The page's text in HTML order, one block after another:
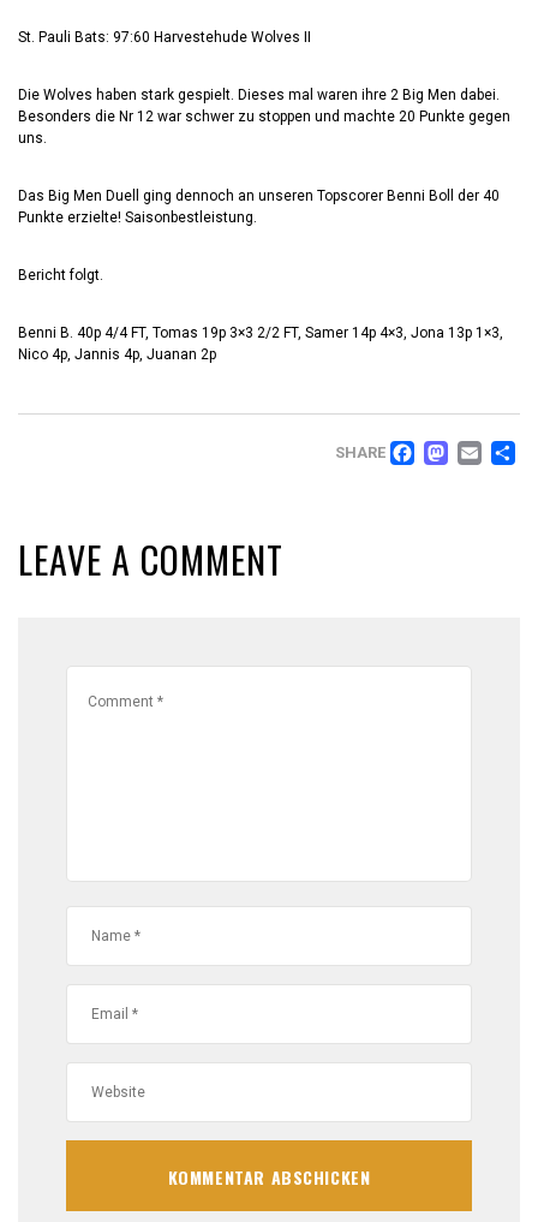
St. Pauli Bats: 97:60 Harvestehude Wolves II
Die Wolves haben stark gespielt. Dieses mal waren ihre 2 Big Men dabei.
Besonders die Nr 12 war schwer zu stoppen und machte 20 Punkte gegen
uns.
Das Big Men Duell ging dennoch an unseren Topscorer Benni Boll der 40
Punkte erzielte! Saisonbestleistung.
Bericht folgt.
Benni B. 40p 4/4 FT, Tomas 19p 3×3 2/2 FT, Samer 14p 4×3, Jona 13p 1×3,
Nico 4p, Jannis 4p, Juanan 2p
SHARE
LEAVE A COMMENT